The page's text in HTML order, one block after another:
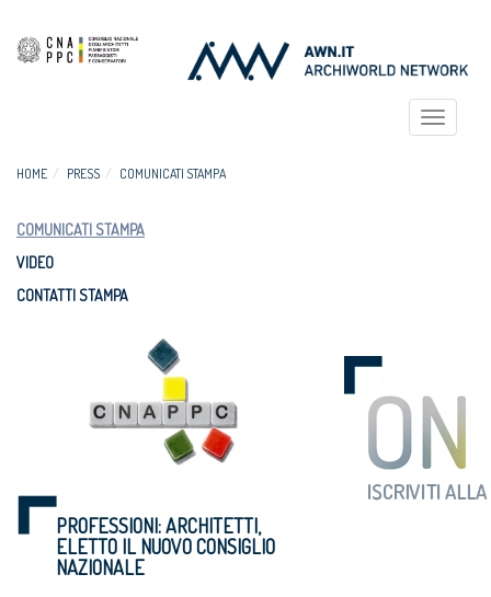
Toggle
HOME PRESS COMUNICATI STAMPA
COMUNICATI STAMPA
VIDEO
CONTATTI STAMPA
PROFESSIONI: ARCHITETTI,
ELETTO IL NUOVO CONSIGLIO
NAZIONALE